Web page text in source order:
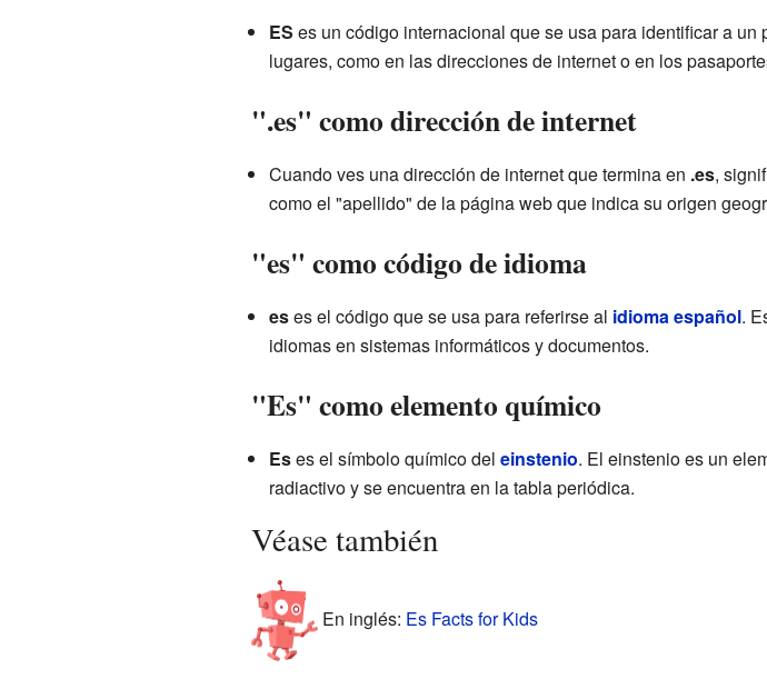
ES es un código internacional que se usa para identificar a
lugares, como en las direcciones de internet o en los
".es" como dirección de internet
Cuando ves una dirección de internet que termina en .es,
como el "apellido" de la página web que indica su origen
"es" como código de idioma
eses el código que se usa para referirse al idioma español.
idiomas en sistemas informáticos y documentos.
"Es" como elemento químico
Eses el símbolo químico del einstenio. El einstenio es un
radiactivo y se encuentra en la tabla periódica.
Véase también
En inglés: Es Facts for Kids